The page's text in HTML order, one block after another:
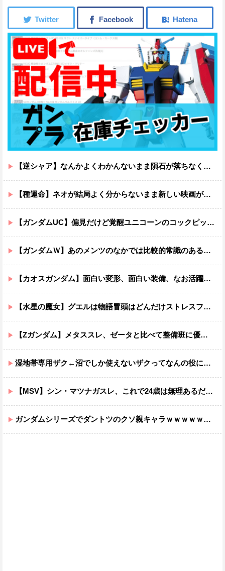
【逆シャア】なんかよくわかんないまま隕石が落ちなくていい感じに終わった作品ｗｗｗｗｗｗ
【種運命】ネオが結局よく分からないまま新しい映画が終わった後ももやもやしてる
【ガンダムUC】偏見だけど覚醒ユニコーンのコックピットってエアコンの効きが強そうでいいよね
【ガンダムＷ】あのメンツのなかでは比較的常識のあるほうなのがデュオだよね
【カオスガンダム】面白い変形、面白い装備、なお活躍…
【水星の魔女】グエルは物語冒頭はどんだけストレスフルだったんだよ…ってなる
【Zガンダム】メタススレ、ゼータと比べて整備班に優しそう
湿地帯専用ザク←沼でしか使えないザクってなんの役に立つ設定なんだ？
【MSV】シン・マツナガスレ、これで24歳は無理あるだろ…
ガンダムシリーズでダントツのクソ親キャラｗｗｗｗｗｗｗｗｗｗｗｗ